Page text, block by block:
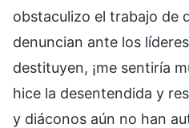
obstaculizo el trabajo de
denuncian ante los
destituyen, ¡me sentiría
hice la desentendida y
y diáconos aún no han